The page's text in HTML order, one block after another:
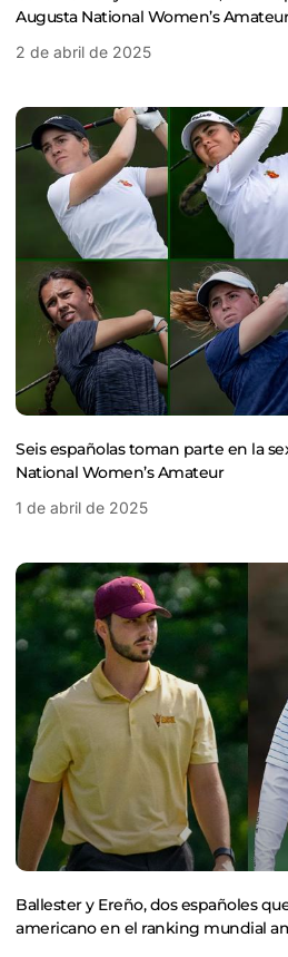
Augusta National Women’s Amateur
2 de abril de 2025
Seis españolas toman parte en la
National Women’s Amateur
1 de abril de 2025
Ballester y Ereño, dos españoles
americano en el ranking mundial